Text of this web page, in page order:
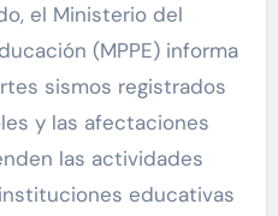
(MPPE) informa
sismos registrados
y las afectaciones
las actividades
educativas